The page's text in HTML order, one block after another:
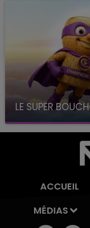
LE SUPER
avec La Famille
ACCUEIL
MÉDIAS